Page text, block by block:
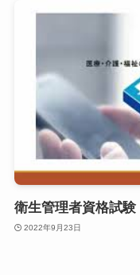
衛生管理者資格試
2022年9月23日